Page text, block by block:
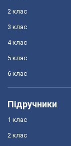
2 клас
3 клас
4 клас
5 клас
6 клас
Підручники
1 клас
2 клас